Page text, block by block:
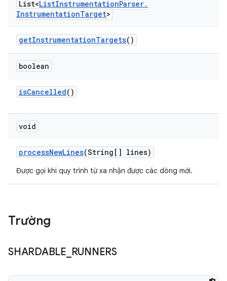
List<ListInstrumentationParser.
InstrumentationTarget>
getInstrumentationTargets()
boolean
isCancelled()
void
processNewLines(String[] lines)
Được gọi khi quy trình từ xa nhận được các dòng mới.
Trường
SHARDABLE RUNNERS